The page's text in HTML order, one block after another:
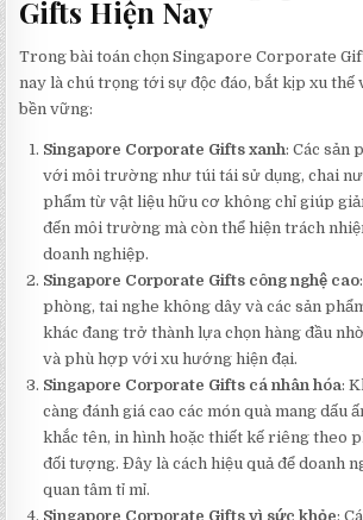
Gifts Hiện Nay
Trong bài toán chọn Singapore Corporate
nay là chú trọng tới sự độc đáo, bắt kịp xu thế
bền vững:
Singapore Corporate Gifts xanh: Các sản
với môi trường như túi tái sử dụng, chai
phẩm từ vật liệu hữu cơ không chỉ giúp
đến môi trường mà còn thể hiện trách
doanh nghiệp.
Singapore Corporate Gifts công nghệ cao
phòng, tai nghe không dây và các sản
khác đang trở thành lựa chọn hàng đầu
và phù hợp với xu hướng hiện đại.
Singapore Corporate Gifts cá nhân hóa:
càng đánh giá cao các món quà mang dấu
khắc tên, in hình hoặc thiết kế riêng theo
đối tượng. Đây là cách hiệu quả để doanh
quan tâm tỉ mỉ.
Singapore Corporate Gifts vì sức khỏe: